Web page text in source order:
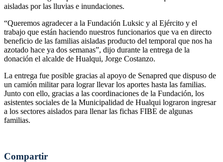
aisladas por las lluvias e inundaciones.
“Queremos agradecer a la Fundación Luksic y al Ejército y el
trabajo que están haciendo nuestros funcionarios que va en directo
beneficio de las familias aisladas producto del temporal que nos ha
azotado hace ya dos semanas”, dijo durante la entrega de la
donación el alcalde de Hualqui, Jorge Costanzo.
La entrega fue posible gracias al apoyo de Senapred que dispuso de
un camión militar para lograr llevar los aportes hasta las familias.
Junto con ello, gracias a las coordinaciones de la Fundación, los
asistentes sociales de la Municipalidad de Hualqui lograron ingresar
a los sectores aislados para llenar las fichas FIBE de algunas
familias.
Compartir